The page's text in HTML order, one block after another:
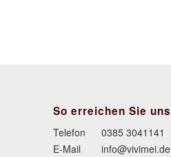
So erreichen Sie uns
Telefon
0385 3041141
E-Mail
info@vivimei.de